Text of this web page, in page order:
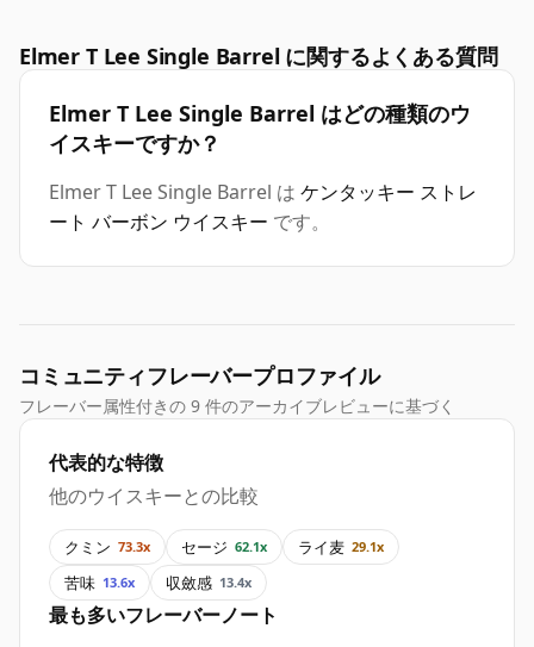
Elmer T Lee Single Barrel に関するよくある質問
Elmer T Lee Single Barrel はどの種類のウ
イスキーですか？
Elmer T Lee Single Barrel は ケンタッキー ストレ
ート バーボン ウイスキー です。
コミュニティフレーバープロファイル
フレーバー属性付きの 9 件のアーカイブレビューに基づく
代表的な特徴
他のウイスキーとの比較
クミン 73.3x セージ 62.1x ライ麦 29.1x
苦味 13.6x 収斂感 13.4x
最も多いフレーバーノート